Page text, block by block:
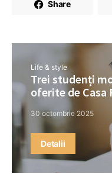
Share
Life & style
Trei studenți
oferite de Casa
30 octombrie 2025
Detalii